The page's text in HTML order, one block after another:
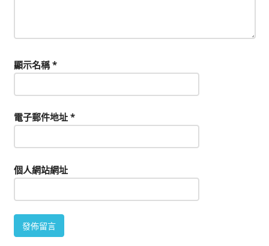
顯示名稱*
電子郵件地址 *
個人網站網址